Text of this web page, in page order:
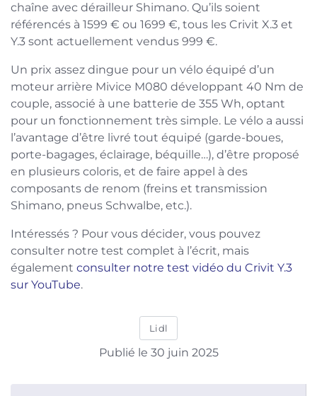
chaîne avec dérailleur Shimano. Qu’ils soient
référencés à 1599 € ou 1699 €, tous les Crivit X.3 et
Y.3 sont actuellement vendus 999 €.
Un prix assez dingue pour un vélo équipé d’un
moteur arrière Mivice M080 développant 40 Nm de
couple, associé à une batterie de 355 Wh, optant
pour un fonctionnement très simple. Le vélo a aussi
l’avantage d’être livré tout équipé (garde-boues,
porte-bagages, éclairage, béquille…), d’être proposé
en plusieurs coloris, et de faire appel à des
composants de renom (freins et transmission
Shimano, pneus Schwalbe, etc.).
Intéressés ? Pour vous décider, vous pouvez
consulter notre test complet à l’écrit, mais
également consulter notre test vidéo du Crivit Y.3
sur YouTube.
Lidl
Publié le 30 juin 2025